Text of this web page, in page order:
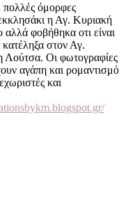
όμορφες
η Αγ. Κυριακή
φοβήθηκα οτι είναι
κατέληξα στον Αγ.
Λούτσα. Οι φωτογραφίες
αγάπη και ρομαντισμό
και